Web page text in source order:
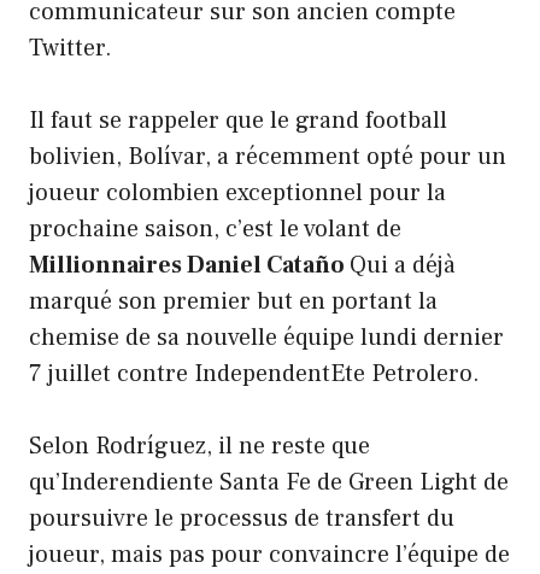
communicateur sur son ancien compte
Twitter.
Il faut se rappeler que le grand football
bolivien, Bolívar, a récemment opté pour un
joueur colombien exceptionnel pour la
prochaine saison, c’est le volant de
Millionnaires Daniel Cataño Qui a déjà
marqué son premier but en portant la
chemise de sa nouvelle équipe lundi dernier
7 juillet contre IndependentEte Petrolero.
Selon Rodríguez, il ne reste que
qu’Inderendiente Santa Fe de Green Light de
poursuivre le processus de transfert du
joueur, mais pas pour convaincre l’équipe de